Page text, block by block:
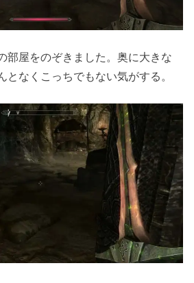
部屋をのぞきました。奥に大きな
となくこっちでもない気がする。